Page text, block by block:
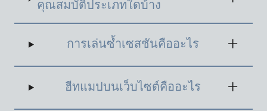
ความคิดเห็นของผู้บริโภคในสินทรัพย์ดิจิทัล และ
สร้างข้อมูลเชิงลึกที่ทีมดิจิทัลสามารถนำไปปฏิบัติได้
นอกจากนี้ยังเป็นเรื่องของการรวบรวมข้อมูลเชิง
ปริมาณเกี่ยวกับสิ่งที่ผู้บริโภคต้องการและสิ่งที่จะ
สร้างผลตอบแทนจากการลงทุน (ROI) ที่ดีที่สุด
คุณสมบัติประเภทใดบ้าง
การเล่นซ้ำเซสชันคืออะไร
ฮีทแมปบนเว็บไซต์คืออะไร